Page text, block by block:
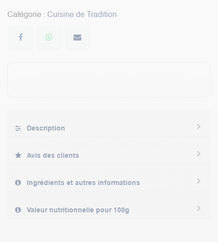
Catégorie : Cuisine de Tradition
Description
Avis des clients
Ingrédients et autres informations
Valeur nutritionnelle pour 100g